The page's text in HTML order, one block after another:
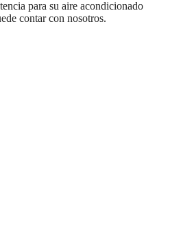
para su aire acondicionado
contar con nosotros.